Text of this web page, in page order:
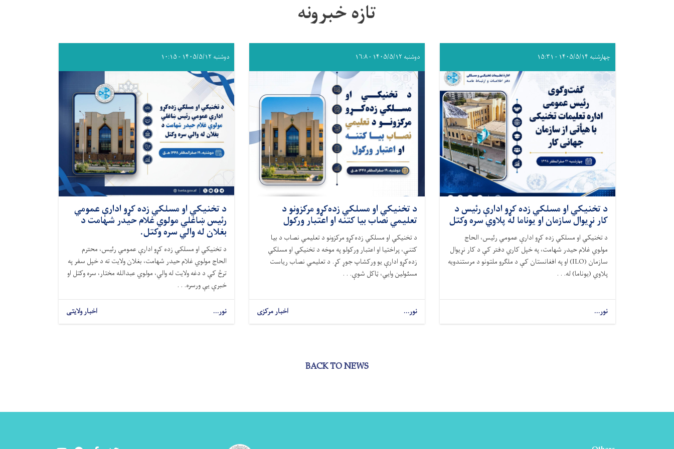
تازه خبرونه
چهارشنبه ۱۴۰۵/۵/۱۴ - ۱۵:۳۱
د تخنیکي او مسلکي زده کړو ادارې رئیس د
کار نړیوال سازمان او یوناما له پلاوي سره وکتل
د تخنیکي او مسلکي زده کړو ادارې عمومي رئیس، الحاج
مولوي غلام حیدر شهامت، په خپل کاري دفتر کې د کار نړیوال
سازمان (ILO) او په افغانستان کې د ملګرو ملتونو د مرستندویه
پلاوي (یوناما) له. . .
نور...
دوشنبه ۱۴۰۵/۵/۱۲ - ۱۶:۸
د تخنیکي او مسلکي زده‌کړو مرکزونو د
تعلیمي نصاب بیا کتنه او اعتبار ورکول
د تخنیکي او مسلکي زده‌کړو مرکزونو د تعلیمي نصاب د بیا
کتنې، پراختیا او اعتبار ورکولو په موخه د تخنیکي او مسلکي
زده‌کړو ادارې یو ورکشاپ جوړ کړ. د تعلیمي نصاب ریاست
مسئولین وایي، ټاکل شوې. . .
نور... اخبار مرکزی
دوشنبه ۱۴۰۵/۵/۱۲ - ۱۰:۱۵
د تخنيکي او مسلکي زده کړو ادارې عمومي
رئیس ښاغلي مولوي غلام حیدر شهامت د
بغلان له والي سره وکتل.
د تخنیکي او مسلکي زده کړو ادارې عمومي رئیس، محترم
الحاج مولوي غلام حیدر شهامت، بغلان ولایت ته د خپل سفر په
ترڅ کې د دغه ولایت له والي، مولوي عبدالله مختار، سره وکتل او
خبرې یې ورسره. . .
نور... اخبار ولایتی
BACK TO NEWS